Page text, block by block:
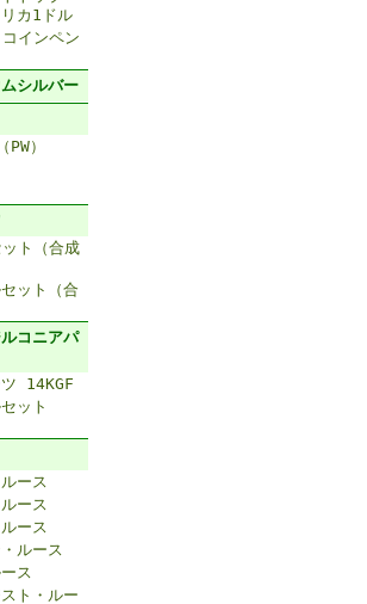
カ1ドル
インペン
シルバー
）
ト（合成
ット（合
コニアパ
14KGF
ット
ース
ース
ース
ルース
ス
ト・ルー